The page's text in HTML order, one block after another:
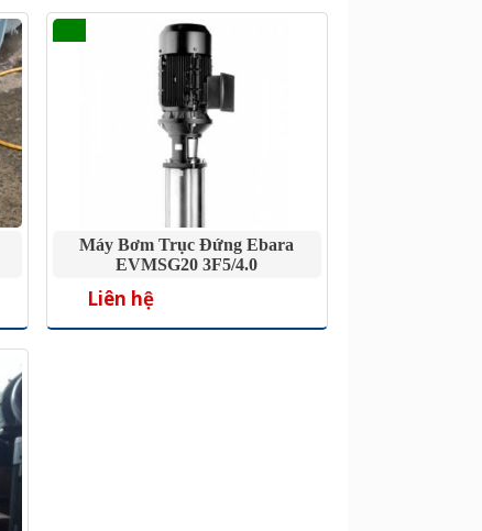
Máy Bơm Trục Đứng Ebara
EVMSG20 3F5/4.0
Liên hệ